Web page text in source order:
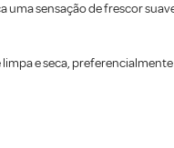
sensação de frescor
e seca,